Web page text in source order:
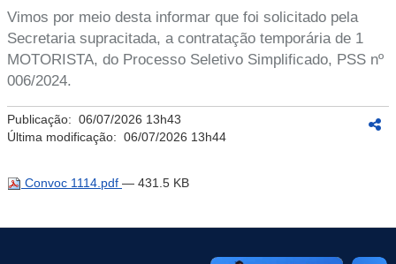
Vimos por meio desta informar que foi solicitado pela
Secretaria supracitada, a contratação temporária de 1
MOTORISTA, do Processo Seletivo Simplificado, PSS nº
006/2024.
Publicação: 06/07/2026 13h43
Última modificação: 06/07/2026 13h44
Convoc 1114.pdf — 431.5 KB